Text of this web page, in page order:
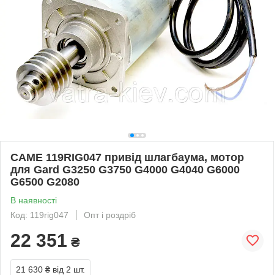
CAME 119RIG047 привід шлагбаума, мотор
для Gard G3250 G3750 G4000 G4040 G6000
G6500 G2080
В наявності
Код: 119rig047
Опт і роздріб
22 351 ₴
21 630 ₴ від 2 шт.